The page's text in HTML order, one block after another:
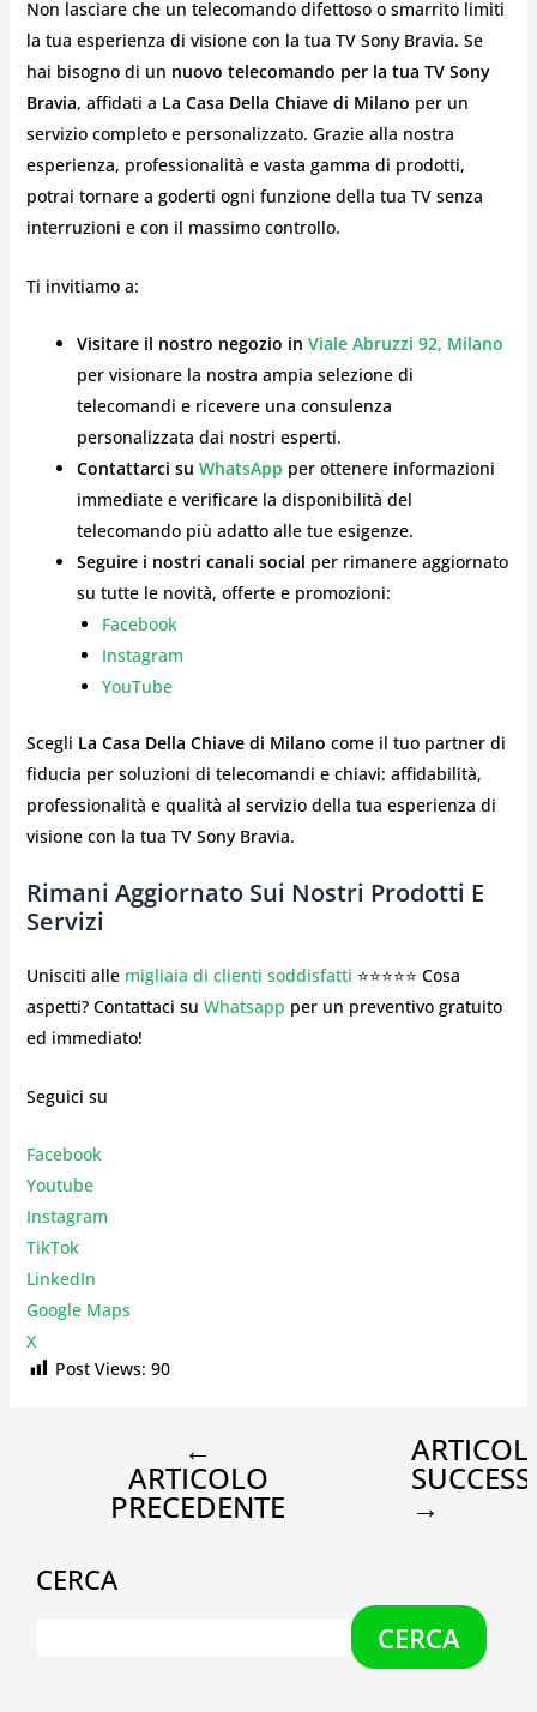
Non lasciare che un telecomando difettoso o smarrito limiti
la tua esperienza di visione con la tua TV Sony Bravia. Se
hai bisogno di un nuovo telecomando per la tua TV Sony
Bravia, affidati a La Casa Della Chiave di Milano per un
servizio completo e personalizzato. Grazie alla nostra
esperienza, professionalità e vasta gamma di prodotti,
potrai tornare a goderti ogni funzione della tua TV senza
interruzioni e con il massimo controllo.
Ti invitiamo a:
Visitare il nostro negozio in Viale Abruzzi 92, Milano
per visionare la nostra ampia selezione di
telecomandi e ricevere una consulenza
personalizzata dai nostri esperti.
Contattarci su WhatsApp per ottenere informazioni
immediate e verificare la disponibilità del
telecomando più adatto alle tue esigenze.
Seguire i nostri canali social per rimanere aggiornato
su tutte le novità, offerte e promozioni:
Facebook
Instagram
YouTube
Scegli La Casa Della Chiave di Milano come il tuo partner di
fiducia per soluzioni di telecomandi e chiavi: affidabilità,
professionalità e qualità al servizio della tua esperienza di
visione con la tua TV Sony Bravia.
Rimani Aggiornato Sui Nostri Prodotti E
Servizi
Unisciti alle migliaia di clienti soddisfatti ⭐⭐⭐⭐⭐ Cosa
aspetti? Contattaci su Whatsapp per un preventivo gratuito
ed immediato!
Seguici su
Facebook
Youtube
Instagram
TikTok
LinkedIn
Google Maps
X
Post Views: 90
←
ARTICOLO
PRECEDENTE →
CERCA
CERCA